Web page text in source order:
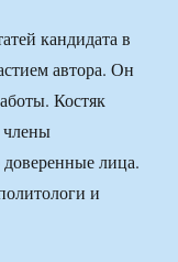
кандидата в
автора. Он
Костяк
члены
лица.
и